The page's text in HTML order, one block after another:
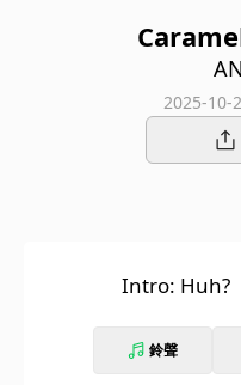
2025-10-
Intro: Huh?
鈴聲